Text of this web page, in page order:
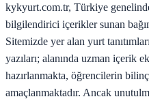
kykyurt.com.tr, Türkiye
bilgilendirici içerikler sunan
Sitemizde yer alan yurt
yazıları; alanında uzman içerik
hazırlanmakta, öğrencilerin
amaçlanmaktadır. Ancak